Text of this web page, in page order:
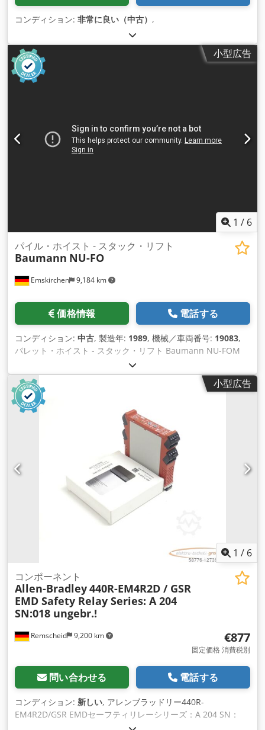
コンディション: 非常に良い（中古） ,
小型広告
1 / 6
Emskirchen 9,184 km
パイル・ホイスト - スタック・リフト
Baumann NU-FO
価格情報 電話する
コンディション: 中古, 製造年: 1989, 機械／車両番号: 19083,
パレット・ホイスト - スタック・リフト Baumann NU-FOM
1989年 - 製造番号 51587 形式 / サイズ 最大1100 x 800mm 荷
重 / 最大積載量 1000KG 吊り上げ高さ / 吊り上げ高さ 最大
1000mm スカイプビデオによるオンラインビデオ検査 Dsdpfx
Aijh Axu Rsfskr ご訪問をお待ちしております。 すぐに利用可
能 - 検査可能 エムスキルヒェン/ニュルンベルク在庫あり - 検
小型広告
1 / 6
Remscheid 9,200 km
コンポーネント
Allen-Bradley440R-EM4R2D / GSR
EMD Safety Relay Series: A 204
SN:018 ungebr.!
€877
固定価格 消費税別
問い合わせる 電話する
コンディション: 新しい, アレンブラッドリー440R-
EM4R2D/GSR EMDセーフティリレーシリーズ：A 204 SN：
018 ,開かれた元の包装で未使用、100％機能、写真によると配